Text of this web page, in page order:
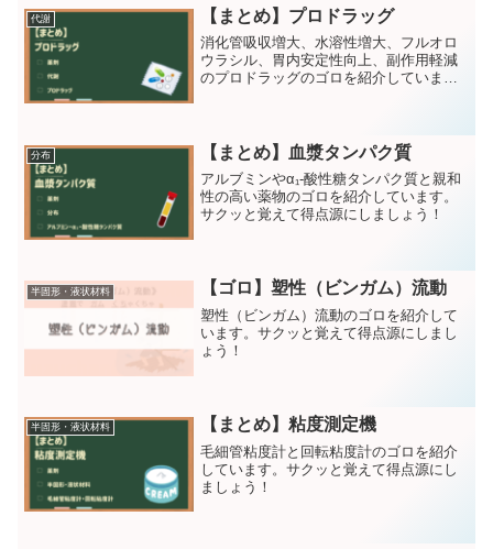
代謝 【まとめ】プロドラッグ
消化管吸収増大、水溶性増大、フルオロ
ウラシル、胃内安定性向上、副作用軽減
のプロドラッグのゴロを紹介していま
分布 【まとめ】血漿タンパク質
アルブミンやα₁-酸性糖タンパク質と親和
性の高い薬物のゴロを紹介しています。
サクッと覚えて得点源にしましょう！
半固形・液状材料 【ゴロ】塑性（ビンガム）流動
塑性（ビンガム）流動のゴロを紹介して
います。サクッと覚えて得点源にしまし
ょう！
半固形・液状材料 【まとめ】粘度測定機
毛細管粘度計と回転粘度計のゴロを紹介
しています。サクッと覚えて得点源にし
ましょう！